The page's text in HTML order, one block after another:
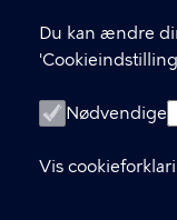
Du kan ændre
Nødvendige
Vis